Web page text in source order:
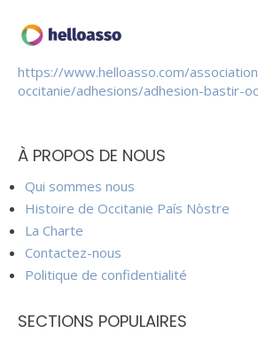
https://www.helloasso.com/
occitanie/adhesions/adhesion-bastir-
À PROPOS DE NOUS
Qui sommes nous
Histoire de Occitanie País Nòstre
La Charte
Contactez-nous
Politique de confidentialité
SECTIONS POPULAIRES